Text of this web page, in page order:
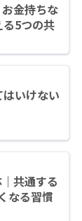
金持ちな
5つの共
いけない
共通する
なる習慣